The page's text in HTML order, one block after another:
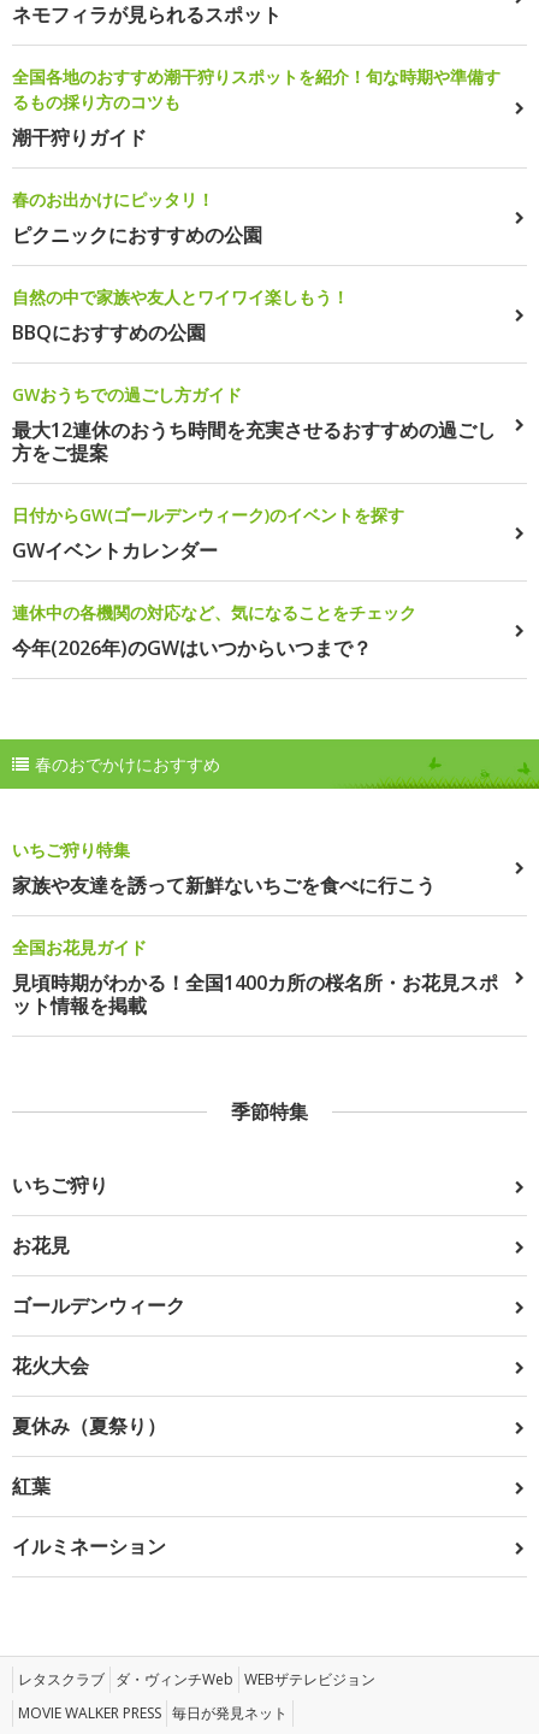
ネモフィラが見られるスポット
全国各地のおすすめ潮干狩りスポットを紹介！旬な時期や準備す
るもの採り方のコツも
潮干狩りガイド
春のお出かけにピッタリ！
ピクニックにおすすめの公園
自然の中で家族や友人とワイワイ楽しもう！
BBQにおすすめの公園
GWおうちでの過ごし方ガイド
最大12連休のおうち時間を充実させるおすすめの過ごし
方をご提案
日付からGW(ゴールデンウィーク)のイベントを探す
GWイベントカレンダー
連休中の各機関の対応など、気になることをチェック
今年(2026年)のGWはいつからいつまで？
春のおでかけにおすすめ
いちご狩り特集
家族や友達を誘って新鮮ないちごを食べに行こう
全国お花見ガイド
見頃時期がわかる！全国1400カ所の桜名所・お花見スポ
ット情報を掲載
季節特集
いちご狩り
お花見
ゴールデンウィーク
花火大会
夏休み（夏祭り）
紅葉
イルミネーション
レタスクラブ ダ・ヴィンチWeb WEBザテレビジョン
MOVIE WALKER PRESS 毎日が発見ネット